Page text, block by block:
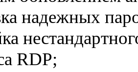
надежных
RDP;